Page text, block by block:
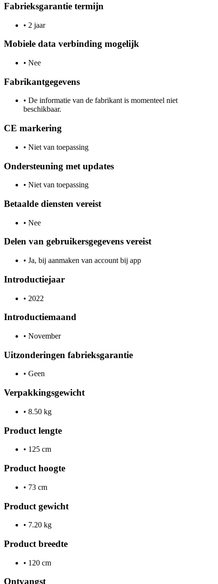
Fabrieksgarantie termijn
• 2 jaar
Mobiele data verbinding mogelijk
• Nee
Fabrikantgegevens
• De informatie van de fabrikant is momenteel niet
beschikbaar.
CE markering
• Niet van toepassing
Ondersteuning met updates
• Niet van toepassing
Betaalde diensten vereist
• Nee
Delen van gebruikersgegevens vereist
• Ja, bij aanmaken van account bij app
Introductiejaar
• 2022
Introductiemaand
• November
Uitzonderingen fabrieksgarantie
• Geen
Verpakkingsgewicht
• 8.50 kg
Product lengte
• 125 cm
Product hoogte
• 73 cm
Product gewicht
• 7.20 kg
Product breedte
• 120 cm
Ontvangst